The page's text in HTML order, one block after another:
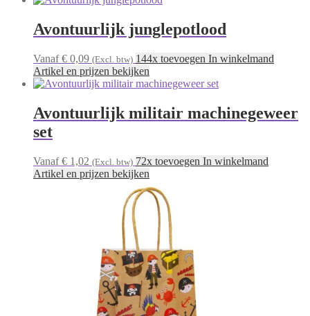
Avontuurlijk junglepotlood
Vanaf € 0,09 (Excl. btw) 144x toevoegen In winkelmand
Artikel en prijzen bekijken
Avontuurlijk militair machinegeweer
set
Vanaf € 1,02 (Excl. btw) 72x toevoegen In winkelmand
Artikel en prijzen bekijken